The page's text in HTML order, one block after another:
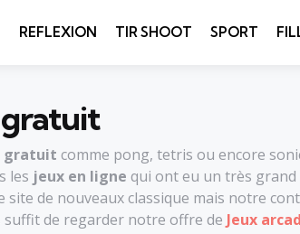
REFLEXION TIR SHOOT SPORT
gratuit
gratuit comme pong, tetris ou encore
les jeux en ligne qui ont eu un très grand
de nouveaux classique mais notre
suffit de regarder notre offre de Jeux